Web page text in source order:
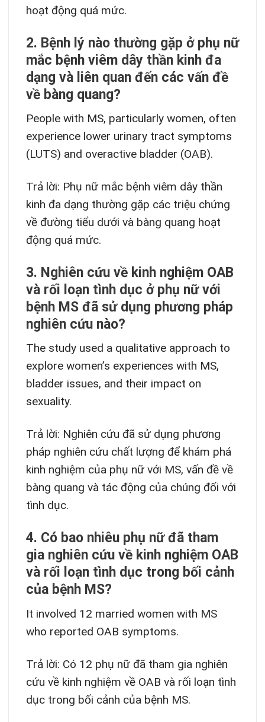
hoạt động quá mức.
2. Bệnh lý nào thường gặp ở phụ nữ
mắc bệnh viêm dây thần kinh đa
dạng và liên quan đến các vấn đề
về bàng quang?
People with MS, particularly women, often
experience lower urinary tract symptoms
(LUTS) and overactive bladder (OAB).
Trả lời: Phụ nữ mắc bệnh viêm dây thần
kinh đa dạng thường gặp các triệu chứng
về đường tiểu dưới và bàng quang hoạt
động quá mức.
3. Nghiên cứu về kinh nghiệm OAB
và rối loạn tình dục ở phụ nữ với
bệnh MS đã sử dụng phương pháp
nghiên cứu nào?
The study used a qualitative approach to
explore women’s experiences with MS,
bladder issues, and their impact on
sexuality.
Trả lời: Nghiên cứu đã sử dụng phương
pháp nghiên cứu chất lượng để khám phá
kinh nghiệm của phụ nữ với MS, vấn đề về
bàng quang và tác động của chúng đối với
tình dục.
4. Có bao nhiêu phụ nữ đã tham
gia nghiên cứu về kinh nghiệm OAB
và rối loạn tình dục trong bối cảnh
của bệnh MS?
It involved 12 married women with MS
who reported OAB symptoms.
Trả lời: Có 12 phụ nữ đã tham gia nghiên
cứu về kinh nghiệm về OAB và rối loạn tình
dục trong bối cảnh của bệnh MS.